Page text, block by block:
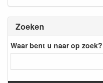
Zoeken
Waar bent u naar op zoek?